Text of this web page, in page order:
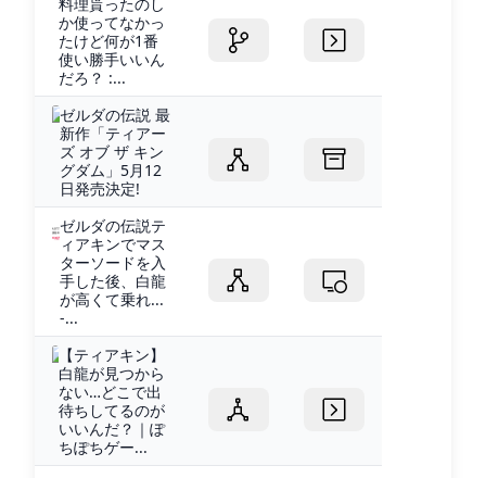
か使ってなかっ
たけど何が1番
使い勝手いいん
だろ？ :...
ゼルダの伝説 最
新作「ティアー
ズ オブ ザ キン
グダム」5月12
日発売決定!
ゼルダの伝説テ
ィアキンでマス
ターソードを入
手した後、白龍
が高くて乗れ...
-...
【ティアキン】
白龍が見つから
ない…どこで出
待ちしてるのが
いいんだ？｜ぽ
ちぽちゲー...